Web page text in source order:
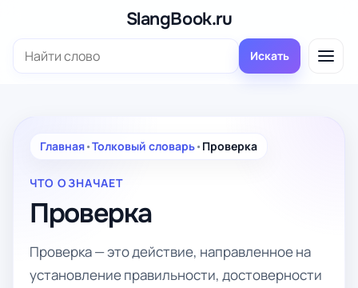
содержимому
SlangBook.ru
Поиск: Искать
Главная•Толковый словарь• Проверка
ЧТО ОЗНАЧАЕТ
Проверка
Проверка — это действие, направленное на
установление правильности, достоверности